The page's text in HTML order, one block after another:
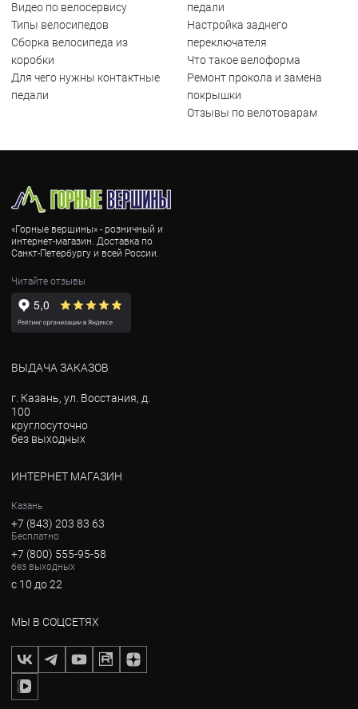
Видео по велосервису
Типы велосипедов
Сборка велосипеда из
коробки
Для чего нужны контактные
педали
педали
Настройка заднего
переключателя
Что такое велоформа
Ремонт прокола и замена
покрышки
Отзывы по велотоварам
«Горные вершины» - розничный и
интернет-магазин. Доставка по
Санкт-Петербургу и всей России.
Читайте отзывы
ВЫДАЧА ЗАКАЗОВ
г. Казань, ул. Восстания, д.
100
круглосуточно
без выходных
ИНТЕРНЕТ МАГАЗИН
Казань
+7 (843) 203 83 63
Бесплатно
+7 (800) 555-95-58
без выходных
с 10 до 22
МЫ В СОЦСЕТЯХ